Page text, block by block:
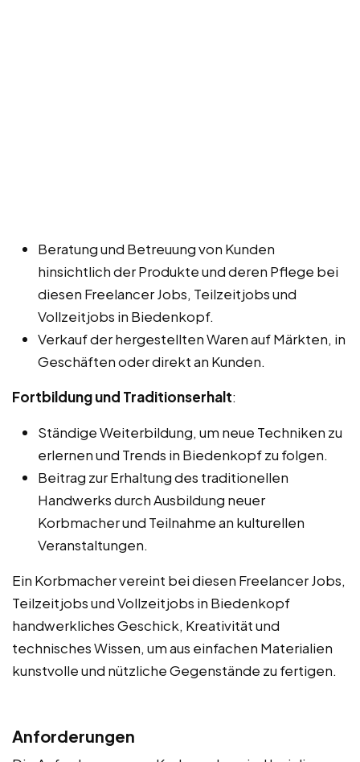
Beratung und Betreuung von Kunden
hinsichtlich der Produkte und deren Pflege bei
diesen Freelancer Jobs, Teilzeitjobs und
Vollzeitjobs in Biedenkopf.
Verkauf der hergestellten Waren auf Märkten, in
Geschäften oder direkt an Kunden.
Fortbildung und Traditionserhalt:
Ständige Weiterbildung, um neue Techniken zu
erlernen und Trends in Biedenkopf zu folgen.
Beitrag zur Erhaltung des traditionellen
Handwerks durch Ausbildung neuer
Korbmacher und Teilnahme an kulturellen
Veranstaltungen.
Ein Korbmacher vereint bei diesen Freelancer Jobs,
Teilzeitjobs und Vollzeitjobs in Biedenkopf
handwerkliches Geschick, Kreativität und
technisches Wissen, um aus einfachen Materialien
kunstvolle und nützliche Gegenstände zu fertigen.
Anforderungen